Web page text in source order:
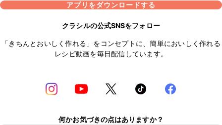
アプリをダウンロードする
クラシルの公式SNSをフォロー
「きちんとおいしく作れる」をコンセプトに、簡単においしく作れる
レシピ動画を毎日配信しています。
何かお気づきの点はありますか？